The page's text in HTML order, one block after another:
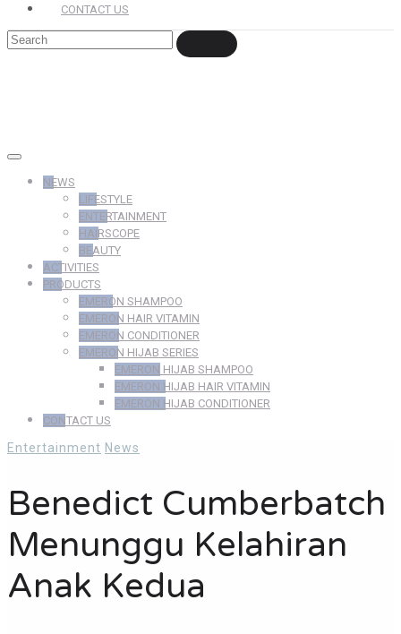
CONTACT US
NEWS
LIFESTYLE
ENTERTAINMENT
HAIRSCOPE
BEAUTY
ACTIVITIES
PRODUCTS
EMERON SHAMPOO
EMERON HAIR VITAMIN
EMERON CONDITIONER
EMERON HIJAB SERIES
EMERON HIJAB SHAMPOO
EMERON HIJAB HAIR VITAMIN
EMERON HIJAB CONDITIONER
CONTACT US
Entertainment News
Benedict Cumberbatch
Menunggu Kelahiran
Anak Kedua